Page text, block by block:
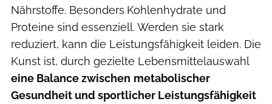
Nährstoffe. Besonders Kohlenhydrate und
Proteine sind essenziell. Werden sie stark
reduziert, kann die Leistungsfähigkeit leiden. Die
Kunst ist, durch gezielte Lebensmittelauswahl
eine Balance zwischen metabolischer
Gesundheit und sportlicher Leistungsfähigkeit